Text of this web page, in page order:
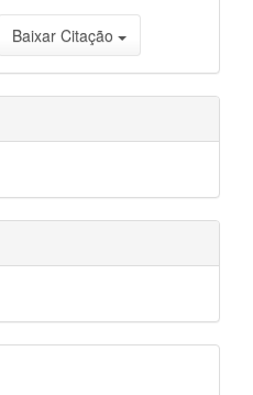
Baixar Citação